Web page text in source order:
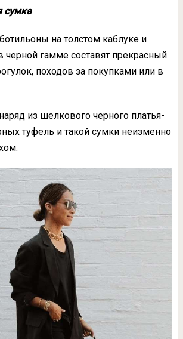
сумка
на толстом каблуке и
черной гамме составят прекрасный
походов за покупками или в
из шелкового черного платья-
туфель и такой сумки неизменно